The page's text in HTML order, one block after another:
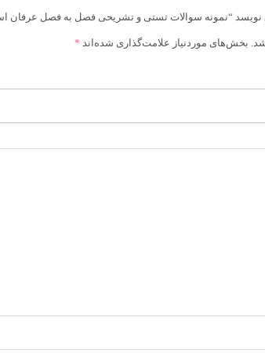
“نمونه سوالات تستی و تشریحی فصل به فصل عرفان اسلامی جلد 2 +
بخش‌های موردنیاز علامت‌گذاری شده‌اند *